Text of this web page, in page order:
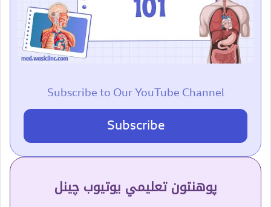
Subscribe to Our YouTube Channel
Subscribe
پوهنتون تعلیمي یوتیوب چینل